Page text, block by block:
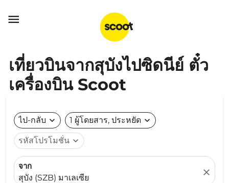

เที่ยวบินจากสุบังไปซิดนีย์ ตั๋ว
เครื่องบิน Scoot
ไป-กลับ expand_more 1 ผู้โดยสาร, ประหยัด expand_more
รหัสโปรโมชั่น expand_more
จาก
สุบัง (SZB) มาเลเซีย
close